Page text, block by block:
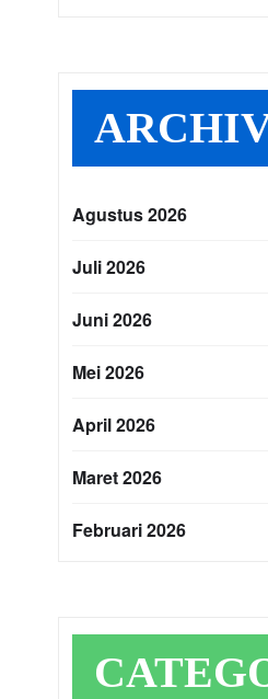
Agustus 2026
Juli 2026
Juni 2026
Mei 2026
April 2026
Maret 2026
Februari 2026